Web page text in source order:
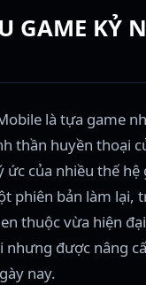
GAME KỶ
là tựa game
thần huyền thoại
của nhiều thế hệ
phiên bản làm lại,
thuộc vừa hiện
được nâng
nay.